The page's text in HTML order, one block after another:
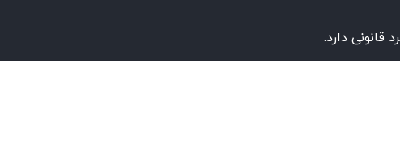
دارد.